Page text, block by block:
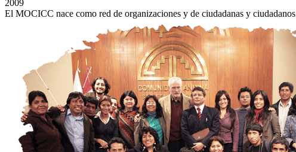
2009
El MOCICC nace como red de organizaciones y de ciudadanas y